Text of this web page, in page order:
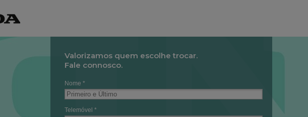
Valorizamos quem escolhe trocar.
Fale connosco.
Nome *
Telemóvel *